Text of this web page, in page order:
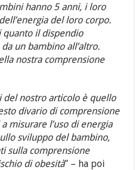
hanno 5 anni, i loro
del loro corpo.
quanto il dispendio
un bambino all’altro.
nostra comprensione
nostro articolo è quello
divario di comprensione
misurare l’uso di energia
sviluppo del bambino,
sulla comprensione
di obesità” – ha poi